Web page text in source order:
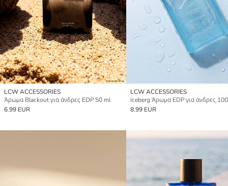
LCW ACCESSORIES
Άρωμα Blackout για άνδρες EDP 50 ml
6.99 EUR
LCW ACCESSORIES
Iceberg Άρωμα EDP για άνδρες
8.99 EUR